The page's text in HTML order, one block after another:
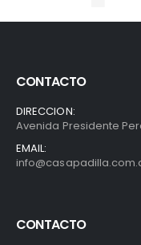
CONTACTO
DIRECCION:
Avenida Presidente
EMAIL:
CONTACTO